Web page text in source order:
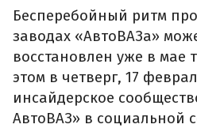
Бесперебойный ритм
заводах «АвтоВАЗа»
восстановлен уже в мае
этом в четверг, 17
инсайдерское
АвтоВАЗ» в социальной